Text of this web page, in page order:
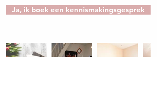
Ja, ik boek een kennismakingsgesprek